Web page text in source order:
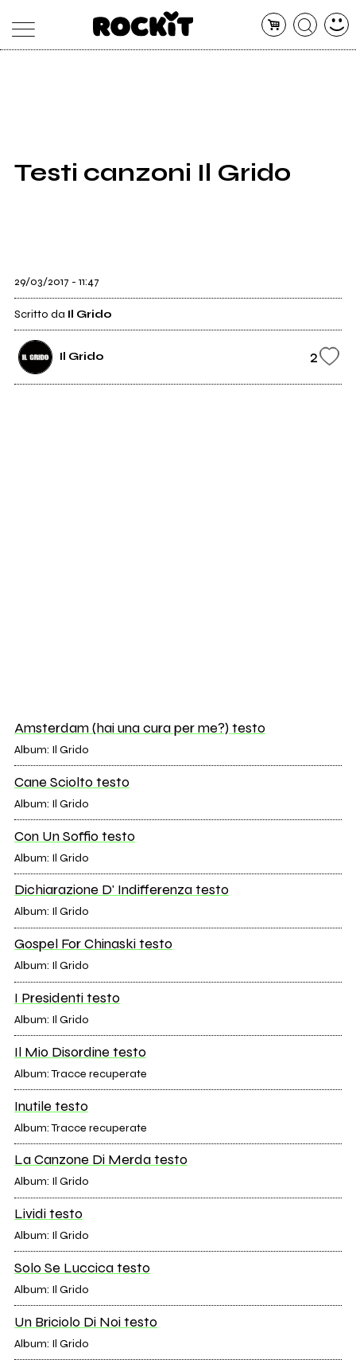
SHOP
Testi canzoni Il Grido
29/03/2017 - 11:47
Scritto da Il Grido
Il Grido 2
Amsterdam (hai una cura per me?) testo
Album: Il Grido
Cane Sciolto testo
Album: Il Grido
Con Un Soffio testo
Album: Il Grido
Dichiarazione D' Indifferenza testo
Album: Il Grido
Gospel For Chinaski testo
Album: Il Grido
I Presidenti testo
Album: Il Grido
Il Mio Disordine testo
Album: Tracce recuperate
Inutile testo
Album: Tracce recuperate
La Canzone Di Merda testo
Album: Il Grido
Lividi testo
Album: Il Grido
Solo Se Luccica testo
Album: Il Grido
Un Briciolo Di Noi testo
Album: Il Grido